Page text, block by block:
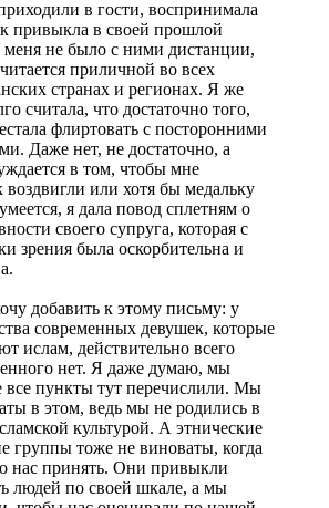
в гости, воспринимала
привыкла в своей прошлой
не было с ними дистанции,
приличной во всех
странах и регионах. Я же
считала, что достаточно того,
флиртовать с посторонними
Даже нет, не достаточно, а
в том, чтобы мне
воздвигли или хотя бы медальку
я дала повод сплетням о
своего супруга, которая с
зрения была оскорбительна и
добавить к этому письму: у
современных девушек, которые
ислам, действительно всего
нет. Я даже думаю, мы
все пункты тут перечислили. Мы
в этом, ведь мы не родились в
культурой. А этнические
группы тоже не виноваты, когда
нас принять. Они привыкли
людей по своей шкале, а мы